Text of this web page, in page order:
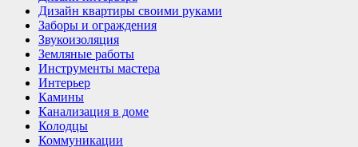
Дизайн квартиры своими руками
Заборы и ограждения
Звукоизоляция
Земляные работы
Инструменты мастера
Интерьер
Камины
Канализация в доме
Колодцы
Коммуникации